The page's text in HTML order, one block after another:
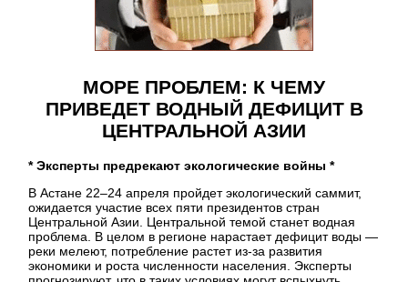
МОРЕ ПРОБЛЕМ: К ЧЕМУ
ПРИВЕДЕТ ВОДНЫЙ ДЕФИЦИТ В
ЦЕНТРАЛЬНОЙ АЗИИ
* Эксперты предрекают экологические войны *
В Астане 22–24 апреля пройдет экологический саммит,
ожидается участие всех пяти президентов стран
Центральной Азии. Центральной темой станет водная
проблема. В целом в регионе нарастает дефицит воды —
реки мелеют, потребление растет из-за развития
экономики и роста численности населения. Эксперты